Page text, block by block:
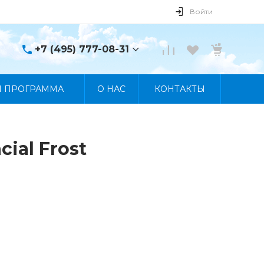
Войти
+7 (495) 777-08-31
+7 (495) 777-08-31
ПРОГРАММА О НАС КОНТАКТЫ
Frost